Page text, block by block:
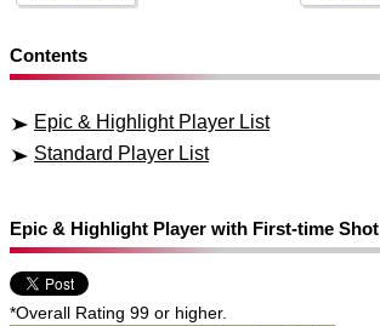
Contents
Epic & Highlight Player List
Standard Player List
Epic & Highlight Player with First-time Shot
*Overall Rating 99 or higher.